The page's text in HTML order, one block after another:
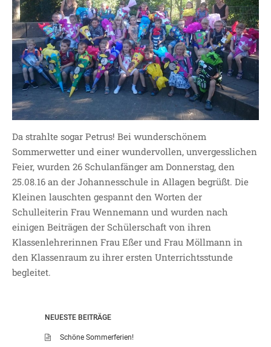
UNSER SCHULTAG
KONTAKT
SDUI
TERMINE
ELTERNBETEILIGUNG-
UND MITWIRKUNG
DAS TEAM DER
JOHANNESSCHULE
KOLLEGIUM
OGGS
SCHULSOZIALARBEIT
BÜRO
KLASSEN
KLASSE 1 ESSER
KLASSE 2 MÖLLMANN
LEITBILD UNSERER
Da strahlte sogar Petrus! Bei wunderschönem
Sommerwetter und einer wundervollen, unvergesslichen
Feier, wurden 26 Schulanfänger am Donnerstag, den
25.08.16 an der Johannesschule in Allagen begrüßt. Die
Kleinen lauschten gespannt den Worten der
Schulleiterin Frau Wennemann und wurden nach
einigen Beiträgen der Schülerschaft von ihren
Klassenlehrerinnen Frau Eßer und Frau Möllmann in
den Klassenraum zu ihrer ersten Unterrichtsstunde
begleitet.
NEUESTE BEITRÄGE
Schöne Sommerferien!